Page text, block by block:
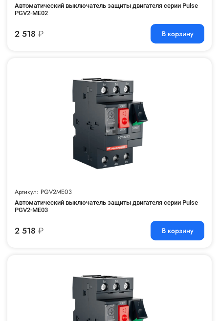
Автоматический выключатель защиты двигателя серии Pulse
PGV2-ME02
2 518 ₽ В корзину
Артикул: PGV2ME03
Автоматический выключатель защиты двигателя серии Pulse
PGV2-ME03
2 518 ₽ В корзину